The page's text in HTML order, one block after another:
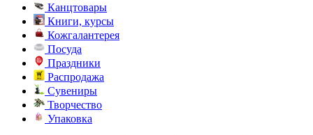
Канцтовары
Книги, курсы
Кожгалантерея
Посуда
Праздники
Распродажа
Сувениры
Творчество
Упаковка